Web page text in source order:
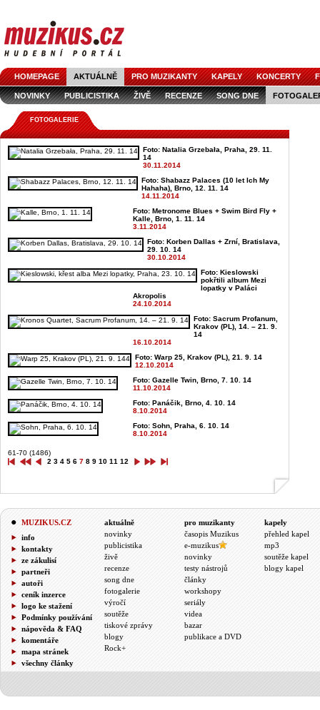
HOMEPAGE AKTUÁLNĚ PRO MUZIKANTY KAPELY KONCERTY
NOVINKY PUBLICISTIKA ŽIVĚ RECENZE SONG DNE
FOTOGALERIE
Foto: Natalia Grzebała, Praha, 29. 11.
14
30.11.2014
Foto: Shabazz Palaces (10 let Ich My
Hahaha), Brno, 12. 11. 14
14.11.2014
Foto: Metronome Blues + Swim Bird Fly +
Kalle, Brno, 1. 11. 14
3.11.2014
Foto: Korben Dallas + Zrní, Bratislava,
29. 10. 14
30.10.2014
Foto: Kieslowski
pokřtili album Mezi
lopatky v Paláci
Akropolis
24.10.2014
Foto: Sacrum Profanum,
Krakov (PL), 14. – 21. 9.
14
16.10.2014
Foto: Warp 25, Krakov (PL), 21. 9. 14
12.10.2014
Foto: Gazelle Twin, Brno, 7. 10. 14
11.10.2014
Foto: Panáčik, Brno, 4. 10. 14
8.10.2014
Foto: Sohn, Praha, 6. 10. 14
8.10.2014
61-70 (1486)
2 3 4 5 6 7 8 9 10 11 12
MUZIKUS.CZ
info
kontakty
ze zákulisí
partneři
autoři
ceník inzerce
logo ke stažení
Podmínky používání
nápověda & FAQ
komentáře
mapa stránek
všechny články
aktuálně
novinky
publicistika
živě
recenze
song dne
fotogalerie
výročí
soutěže
tiskové zprávy
blogy
Rock+
pro muzikanty
časopis Muzikus
e-muzikus
novinky
testy nástrojů
články
workshopy
seriály
videa
bazar
publikace a DVD
kapely
přehled kapel
mp3
soutěže kapel
blogy kapel